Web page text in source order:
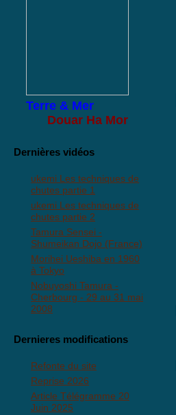
Terre & Mer
Douar Ha Mor
Dernières vidéos
ukemi Les techniques de
chutes partie 1
ukemi Les techniques de
chutes partie 2
Tamura Sensei -
Shumeikan Dojo (France)
Morihei Ueshiba en 1960
à Tokyo
Nobuyoshi Tamura -
Cherbourg - 29 au 31 mai
2008
Dernieres modifications
Refonte du site
Reprise 2026
Article Télégramme 20
Juin 2025